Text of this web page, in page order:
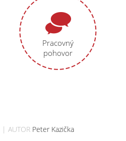
Pracovný
pohovor
| AUTOR Peter Kazička